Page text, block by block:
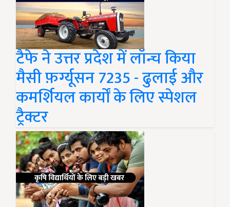
टैफे ने उत्तर प्रदेश में लॉन्च किया
मैसी फ़र्ग्यूसन 7235 - ढुलाई और
कमर्शियल कार्यों के लिए स्पेशल
ट्रैक्टर